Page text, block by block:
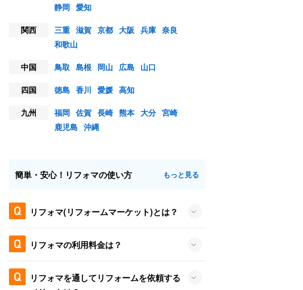
静岡 愛知
関西
三重 滋賀 京都 大阪 兵庫 奈良
和歌山
中国
鳥取 島根 岡山 広島
山口
四国
徳島 香川 愛媛 高知
九州
福岡 佐賀 長崎 熊本 大分 宮崎
鹿児島 沖縄
簡単・安心！リフォマの使い方 もっと見る
リフォマ(リフォームマーケット)とは？
リフォマの利用料金は？
リフォマを通してリフォームを依頼する